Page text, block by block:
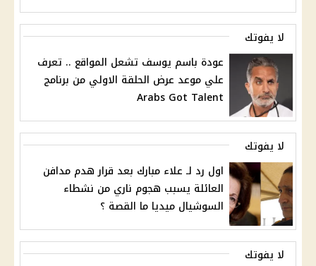
لا يفوتك
عودة باسم يوسف تشعل المواقع .. تعرف
علي موعد عرض الحلقة الاولي من برنامج
Arabs Got Talent
لا يفوتك
اول رد لـ علاء مبارك بعد قرار هدم مدافن
العائلة يسبب هجوم ناري من نشطاء
السوشيال ميديا ما القصة ؟
لا يفوتك